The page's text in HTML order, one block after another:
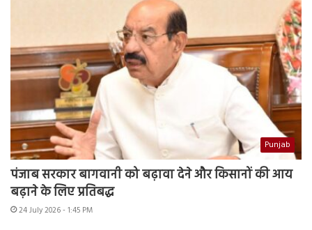
Punjab
पंजाब सरकार बागवानी को बढ़ावा देने और किसानों की आय
बढ़ाने के लिए प्रतिबद्ध
24 July 2026 - 1:45 PM